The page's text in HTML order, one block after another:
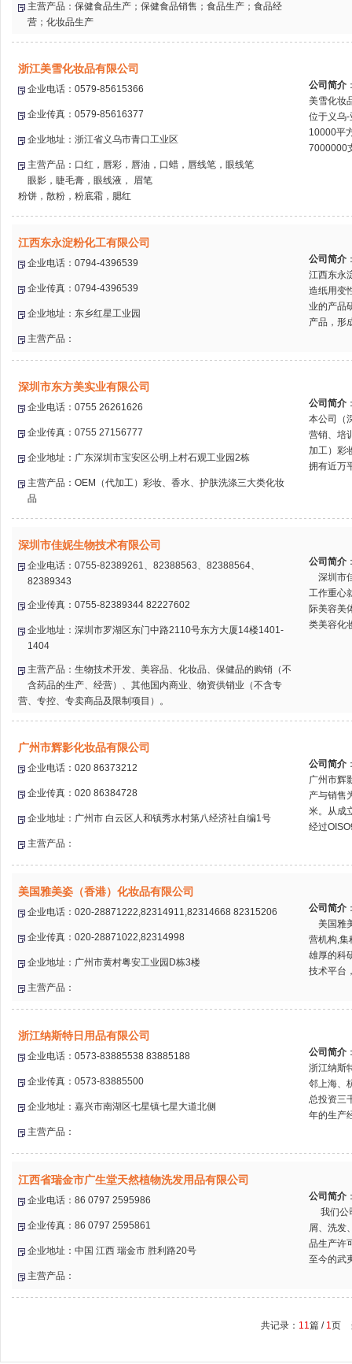
主营产品：保健食品生产；保健食品销售；食品生产；食品经
营；化妆品生产
浙江美雪化妆品有限公司
企业电话：0579-85615366
企业传真：0579-85616377
企业地址：浙江省义乌市青口工业区
主营产品：口红，唇彩，唇油，口蜡，唇线笔，眼线笔
眼影，睫毛膏，眼线液， 眉笔
粉饼，散粉，粉底霜，腮红
公司简介
美雪化妆
位于义乌
10000平
江西东永淀粉化工有限公司
企业电话：0794-4396539
企业传真：0794-4396539
企业地址：东乡红星工业园
主营产品：
公司简介
江西东永
造纸用变
业的产品
产品，形
深圳市东方美实业有限公司
企业电话：0755 26261626
企业传真：0755 27156777
企业地址：广东深圳市宝安区公明上村石观工业园2栋
主营产品：OEM（代加工）彩妆、香水、护肤洗涤三大类化妆
品
公司简介
本公司（
营销、培
加工）彩
拥有近万
深圳市佳妮生物技术有限公司
企业电话：0755-82389261、82388563、82388564、
82389343
企业传真：0755-82389344 82227602
企业地址：深圳市罗湖区东门中路2110号东方大厦14楼1401-
1404
主营产品：生物技术开发、美容品、化妆品、保健品的购销（不
含药品的生产、经营）、其他国内商业、物资供销业（不含专
营、专控、专卖商品及限制项目）。
公司简介
深圳市
工作重心
际美容美
类美容化
广州市辉影化妆品有限公司
企业电话：020 86373212
企业传真：020 86384728
企业地址：广州市 白云区人和镇秀水村第八经济社自编1号
主营产品：
公司简介
广州市辉
产与销售
米。从成
经过
美国雅美姿（香港）化妆品有限公司
企业电话：020-28871222,82314911,82314668 82315206
企业传真：020-28871022,82314998
企业地址：广州市黄村粤安工业园D栋3楼
主营产品：
公司简介
美国雅
营机构,集
雄厚的科
技术平台
浙江纳斯特日用品有限公司
企业电话：0573-83885538 83885188
企业传真：0573-83885500
企业地址：嘉兴市南湖区七星镇七星大道北侧
主营产品：
公司简介
浙江纳斯
邻上海、
总投资三
年的生产
江西省瑞金市广生堂天然植物洗发用品有限公司
企业电话：86 0797 2595986
企业传真：86 0797 2595861
企业地址：中国 江西 瑞金市 胜利路20号
主营产品：
公司简介
我们公
屑、洗发
品生产许
至今的武
共记录： 11篇 / 1页